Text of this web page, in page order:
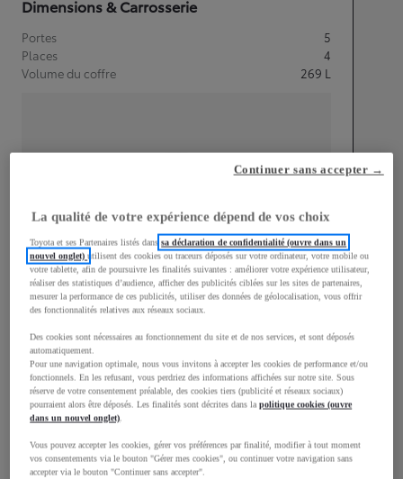
Dimensions & Carrosserie
Portes
5
Places
4
Volume du coffre
269 L
Longueur
3 700mm
Hauteur
1 510
Largeur
1 740mm
Consommation mixte
La qualité de votre expérience dépend de vos choix
Toyota et ses Partenaires listés danssa déclaration de confidentialité (ouvre dans un
nouvel onglet)utilisent des cookies ou traceurs déposés sur votre ordinateur, votre mobile ou
votre tablette, afin de poursuivre les finalités suivantes : améliorer votre expérience utilisateur,
réaliser des statistiques d’audience, afficher des publicités ciblées sur les sites de partenaires,
mesurer la performance de ces publicités, utiliser des données de géolocalisation, vous offrir
des fonctionnalités relatives aux réseaux sociaux.
Des cookies sont nécessaires au fonctionnement du site et de nos services, et sont déposés
automatiquement.
Pour une navigation optimale, nous vous invitons à accepter les cookies de performance et/ou
fonctionnels. En les refusant, vous perdriez des informations affichées sur notre site. Sous
réserve de votre consentement préalable, des cookies tiers (publicité et réseaux sociaux)
pourraient alors être déposés. Les finalités sont décrites dans lapolitique cookies (ouvre
dans un nouvel onglet).
Vous pouvez accepter les cookies, gérer vos préférences par finalité, modifier à tout moment
vos consentements via le bouton "Gérer mes cookies", ou continuer votre navigation sans
accepter via le bouton "Continuer sans accepter".
Continuer sans accepter →